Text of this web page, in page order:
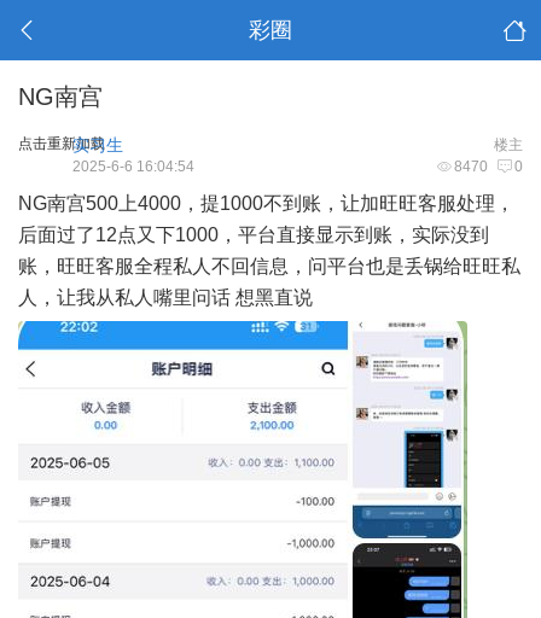
彩圈
NG南宫
点击重新加载 楼主
实习生
8470 0
2025-6-6 16:04:54
NG南宫500上4000，提1000不到账，让加旺旺客服处理，
后面过了12点又下1000，平台直接显示到账，实际没到
账，旺旺客服全程私人不回信息，问平台也是丢锅给旺旺私
人，让我从私人嘴里问话 想黑直说